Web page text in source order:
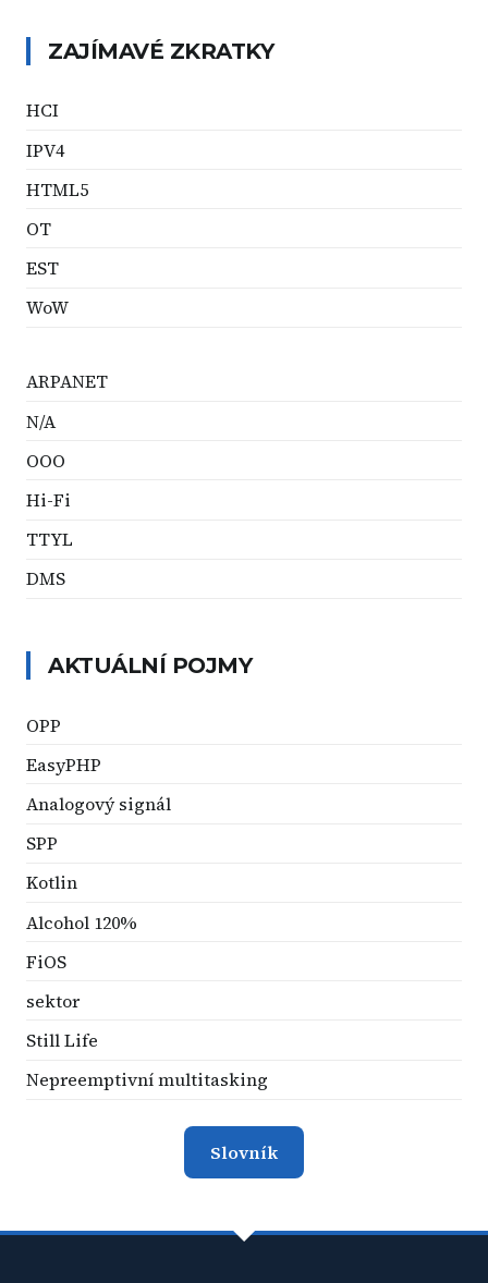
ZAJÍMAVÉ ZKRATKY
HCI
IPV4
HTML5
OT
EST
WoW
ARPANET
N/A
OOO
Hi-Fi
TTYL
DMS
AKTUÁLNÍ POJMY
OPP
EasyPHP
Analogový signál
SPP
Kotlin
Alcohol 120%
FiOS
sektor
Still Life
Nepreemptivní multitasking
Slovník